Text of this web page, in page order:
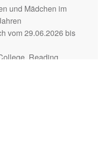
und Mädchen im
vom 29.06.2026 bis
Reading